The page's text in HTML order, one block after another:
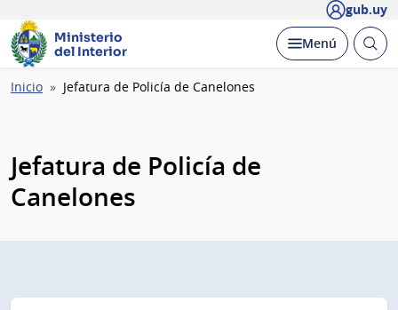
gub.uy
Ministerio
del Interior
Desplegar
Menú Abrir
Ruta
Inicio Jefatura de Policía de Canelones
Jefatura de Policía de
Canelones